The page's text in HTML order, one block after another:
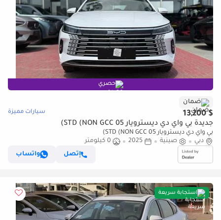
حصري
ضمان
$ 13,200 سيارات مميزة
جديدة بي واي دي ديسترويار 05 STD (NON GCC)
بي واي دي ديسترويار 05 STD (NON GCC)
دبي
صينية 2025
0 كيلومتر
إتصل
واتساب
استجابة سريعة